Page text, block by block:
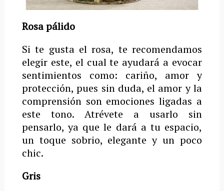
Rosa pálido
Si te gusta el rosa, te recomendamos
elegir este, el cual te ayudará a evocar
sentimientos como: cariño, amor y
protección, pues sin duda, el amor y la
comprensión son emociones ligadas a
este tono. Atrévete a usarlo sin
pensarlo, ya que le dará a tu espacio,
un toque sobrio, elegante y un poco
chic.
Gris